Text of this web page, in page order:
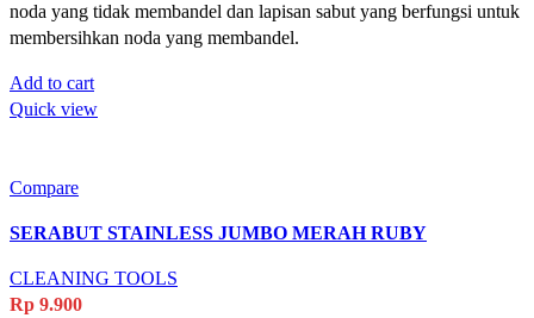
noda yang tidak membandel dan lapisan sabut yang berfungsi untuk
membersihkan noda yang membandel.
Add to cart
Quick view
Compare
SERABUT STAINLESS JUMBO MERAH RUBY
CLEANING TOOLS
Rp 9.900